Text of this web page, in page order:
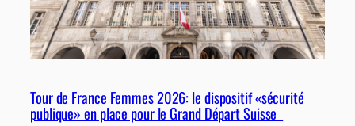
Tour de France Femmes 2026: le dispositif «sécurité
publique» en place pour le Grand Départ Suisse